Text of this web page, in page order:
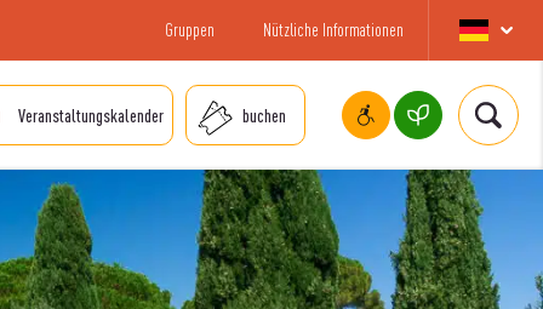
Gruppen Nützliche Informationen
Veranstaltungskalender buchen